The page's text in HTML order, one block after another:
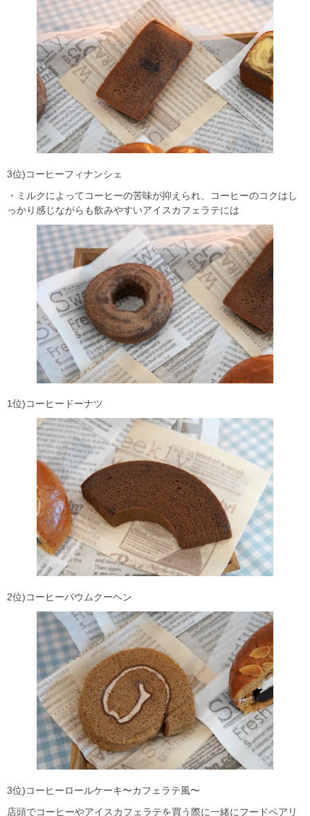
3位)コーヒーフィナンシェ
・ミルクによってコーヒーの苦味が抑えられ、コーヒーのコクはし
っかり感じながらも飲みやすいアイスカフェラテには
1位)コーヒードーナツ
2位)コーヒーバウムクーヘン
3位)コーヒーロールケーキ〜カフェラテ風〜
店頭でコーヒーやアイスカフェラテを買う際に一緒にフードペアリ